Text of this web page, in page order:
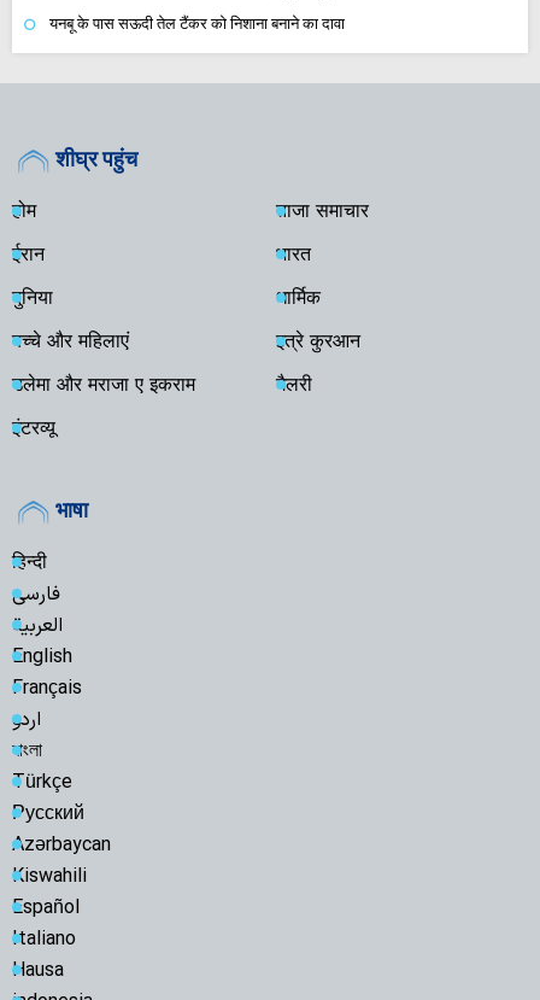
यनबू के पास सऊदी तेल टैंकर को निशाना बनाने का दावा
शीघ्र पहुंच
होम
ताजा समाचार
ईरान
भारत
दुनिया
धार्मिक
बच्चे और महिलाएं
इत्रे कुरआन
उलेमा और मराजा ए इकराम
गैलरी
इंटरव्यू
भाषा
हिन्दी
فارسی
العربية
English
Français
اردو
বাংলা
Türkçe
Русский
Azərbaycan
Kiswahili
Español
Italiano
Hausa